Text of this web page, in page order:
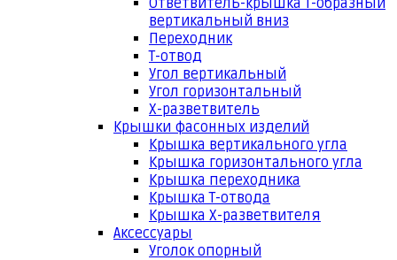
Ответвитель-крышка Т-образный
вертикальный вниз
Переходник
Т-отвод
Угол вертикальный
Угол горизонтальный
Х-разветвитель
Крышки фасонных изделий
Крышка вертикального угла
Крышка горизонтального угла
Крышка переходника
Крышка Т-отвода
Крышка Х-разветвителя
Аксессуары
Уголок опорный